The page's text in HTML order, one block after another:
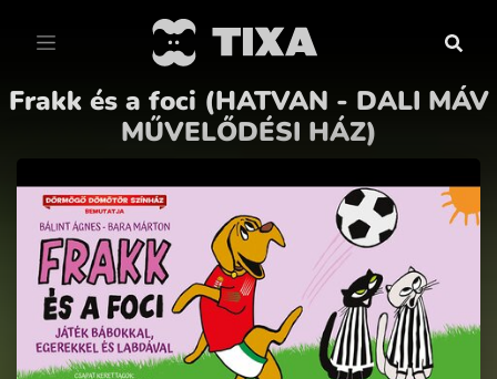
Frakk és a foci (HATVAN - DALI MÁV
MŰVELŐDÉSI HÁZ)